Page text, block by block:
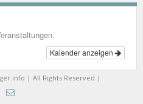
Kalender anzeigen
| All Rights Reserved |